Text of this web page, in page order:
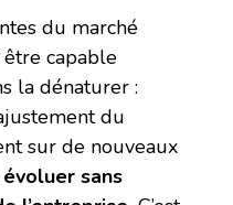
du marché
capable
la dénaturer :
du
sur de nouveaux
sans